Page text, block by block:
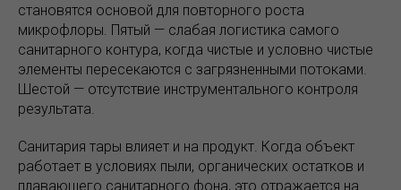
становятся основой для повторного роста
микрофлоры. Пятый — слабая логистика самого
санитарного контура, когда чистые и условно чистые
элементы пересекаются с загрязненными потоками.
Шестой — отсутствие инструментального контроля
результата.
Санитария тары влияет и на продукт. Когда объект
работает в условиях пыли, органических остатков и
плавающего санитарного фона, это отражается на